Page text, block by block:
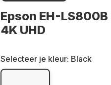
Epson EH-
4K UHD
Selecteer je kleur: Black